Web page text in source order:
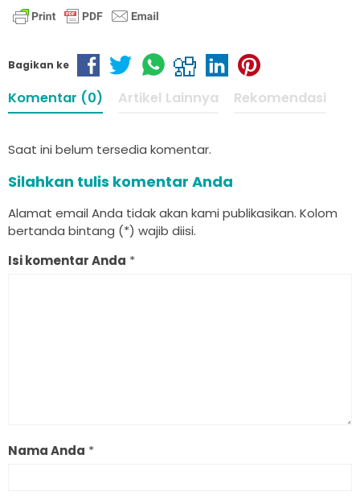
Bagikan ke
Komentar (0) Artikel Lainnya Rekomendasi
Saat ini belum tersedia komentar.
Silahkan tulis komentar Anda
Alamat email Anda tidak akan kami publikasikan. Kolom
bertanda bintang (*) wajib diisi.
Isi komentar Anda *
Nama Anda *